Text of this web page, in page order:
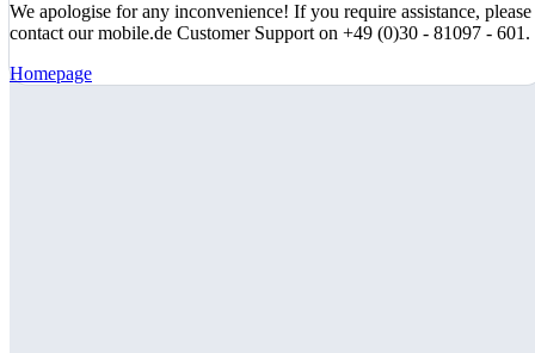
We apologise for any inconvenience! If you require assistance, please
contact our mobile.de Customer Support on +49 (0)30 - 81097 - 601.
Homepage